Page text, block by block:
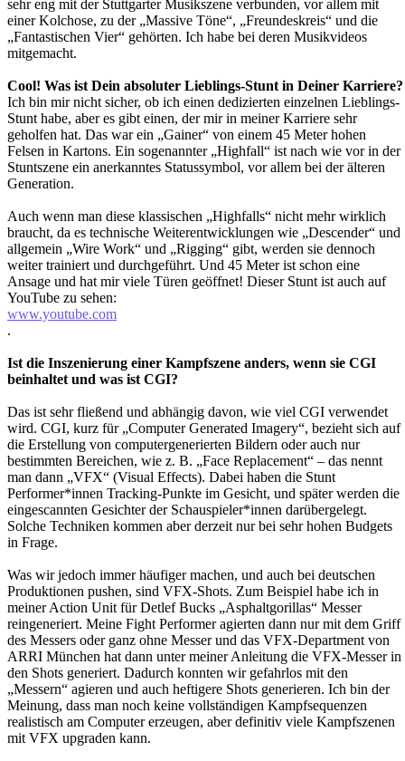
sehr eng mit der Stuttgarter Musikszene verbunden, vor allem mit
einer Kolchose, zu der „Massive Töne“, „Freundeskreis“ und die
„Fantastischen Vier“ gehörten. Ich habe bei deren Musikvideos
mitgemacht.
Cool! Was ist Dein absoluter Lieblings-Stunt in Deiner Karriere?
Ich bin mir nicht sicher, ob ich einen dedizierten einzelnen Lieblings-
Stunt habe, aber es gibt einen, der mir in meiner Karriere sehr
geholfen hat. Das war ein „Gainer“ von einem 45 Meter hohen
Felsen in Kartons. Ein sogenannter „Highfall“ ist nach wie vor in der
Stuntszene ein anerkanntes Statussymbol, vor allem bei der älteren
Generation.
Auch wenn man diese klassischen „Highfalls“ nicht mehr wirklich
braucht, da es technische Weiterentwicklungen wie „Descender“ und
allgemein „Wire Work“ und „Rigging“ gibt, werden sie dennoch
weiter trainiert und durchgeführt. Und 45 Meter ist schon eine
Ansage und hat mir viele Türen geöffnet! Dieser Stunt ist auch auf
YouTube zu sehen:
www.youtube.com
.
Ist die Inszenierung einer Kampfszene anders, wenn sie CGI
beinhaltet und was ist CGI?
Das ist sehr fließend und abhängig davon, wie viel CGI verwendet
wird. CGI, kurz für „Computer Generated Imagery“, bezieht sich auf
die Erstellung von computergenerierten Bildern oder auch nur
bestimmten Bereichen, wie z. B. „Face Replacement“ – das nennt
man dann „VFX“ (Visual Effects). Dabei haben die Stunt
Performer*innen Tracking-Punkte im Gesicht, und später werden die
eingescannten Gesichter der Schauspieler*innen darübergelegt.
Solche Techniken kommen aber derzeit nur bei sehr hohen Budgets
in Frage.
Was wir jedoch immer häufiger machen, und auch bei deutschen
Produktionen pushen, sind VFX-Shots. Zum Beispiel habe ich in
meiner Action Unit für Detlef Bucks „Asphaltgorillas“ Messer
reingeneriert. Meine Fight Performer agierten dann nur mit dem Griff
des Messers oder ganz ohne Messer und das VFX-Department von
ARRI München hat dann unter meiner Anleitung die VFX-Messer in
den Shots generiert. Dadurch konnten wir gefahrlos mit den
„Messern“ agieren und auch heftigere Shots generieren. Ich bin der
Meinung, dass man noch keine vollständigen Kampfsequenzen
realistisch am Computer erzeugen, aber definitiv viele Kampfszenen
mit VFX upgraden kann.